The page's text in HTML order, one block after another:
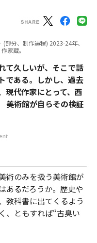
部分、制作過程) 2023-24年、
家蔵。
て久しいが、そこで話
である。しかし、過去
現代作家にとって、西
術館が自らその検証
術のみを扱う美術館が
あるだろうか。歴史や
教科書に出てくるよう
、ともすれば“古臭い